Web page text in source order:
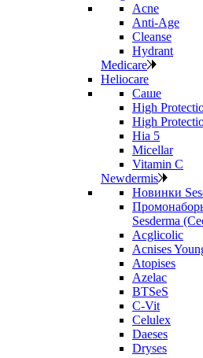
Acne
Anti‑Age
Cleanse
Hydrant
Medicare
Heliocare
Саше
High
High
Hia 5
Micellar
Vitamin C
Newdermis
Новинки
Sesderma
Acglicolic
Acnises
Atopises
Azelac
BTSeS
C‑Vit
Celulex
Daeses
Dryses